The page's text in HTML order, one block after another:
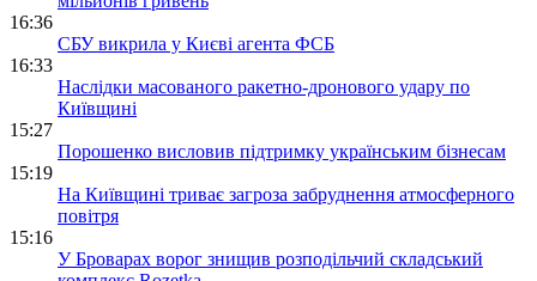
16:36
СБУ викрила у Києві агента ФСБ
16:33
Наслідки масованого ракетно-дронового удару по
Київщині
15:27
Порошенко висловив підтримку українським бізнесам
15:19
На Київщині триває загроза забруднення атмосферного
повітря
15:16
У Броварах ворог знищив розподільчий складський